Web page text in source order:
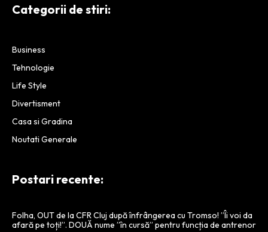
Categorii de stiri:
Business
Tehnologie
Life Style
Divertisment
Casa si Gradina
Noutati Generale
Postari recente:
Folha, OUT de la CFR Cluj după înfrângerea cu Tromso! ”Îi voi da
afară pe toți!”. DOUĂ nume ”în cursă” pentru funcția de antrenor